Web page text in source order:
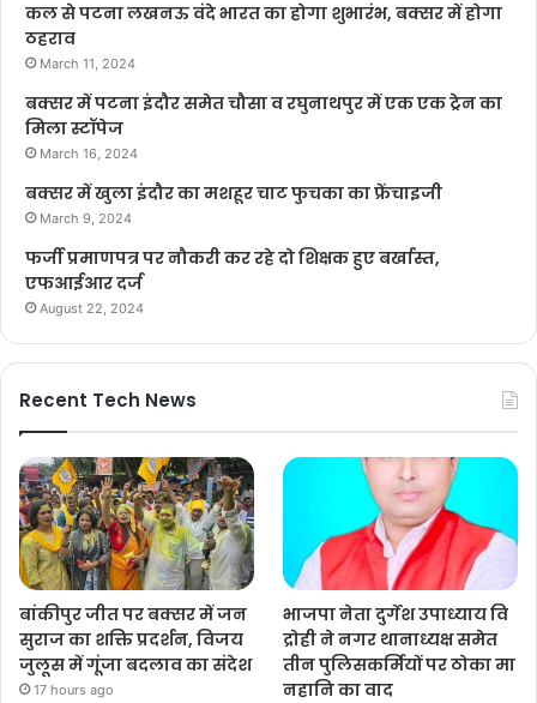
कल से पटना लखनऊ वंदे भारत का होगा शुभारंभ, बक्सर में होगा
ठहराव
March 11, 2024
बक्सर में पटना इंदौर समेत चौसा व रघुनाथपुर में एक एक ट्रेन का
मिला स्टॉपेज
March 16, 2024
बक्सर में खुला इंदौर का मशहूर चाट फुचका का फ्रेंचाइजी
March 9, 2024
फर्जी प्रमाणपत्र पर नौकरी कर रहे दो शिक्षक हुए बर्खास्त,
एफआईआर दर्ज
August 22, 2024
Recent Tech News
बांकीपुर जीत पर बक्सर में जन
सुराज का शक्ति प्रदर्शन, विजय
जुलूस में गूंजा बदलाव का संदेश
17 hours ago
भाजपा नेता दुर्गेश उपाध्याय वि
द्रोही ने नगर थानाध्यक्ष समेत
तीन पुलिसकर्मियों पर ठोका मा
नहानि का वाद